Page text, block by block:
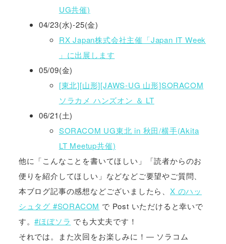
UG共催)
04/23(水)-25(金)
RX Japan株式会社主催「Japan IT Week
」に出展します
05/09(金)
[東北][山形][JAWS-UG 山形]SORACOM
ソラカメ ハンズオン ＆ LT
06/21(土)
SORACOM UG東北 in 秋田/横手(Akita
LT Meetup共催)
他に「こんなことを書いてほしい」「読者からのお
便りを紹介してほしい」などなどご要望やご質問、
本ブログ記事の感想などございましたら、 X のハッ
シュタグ #SORACOM で Post いただけると幸いで
す。#ほぼソラ でも大丈夫です！
それでは。また次回をお楽しみに！― ソラコム